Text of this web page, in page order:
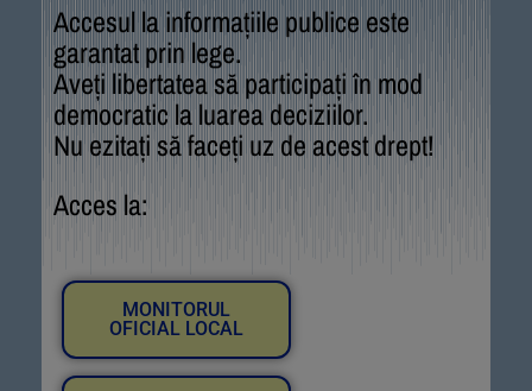
Accesul la informațiile publice este
garantat prin lege.
Aveți libertatea să participați în mod
democratic la luarea deciziilor.
Nu ezitați să faceți uz de acest drept!
Acces la:
MONITORUL
OFICIAL LOCAL